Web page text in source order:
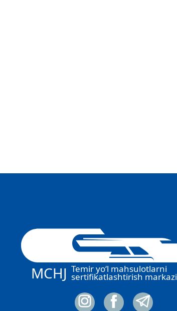
MCHJ Temir yo‘l mahsulotlarni
sertifikatlashtirish markazi